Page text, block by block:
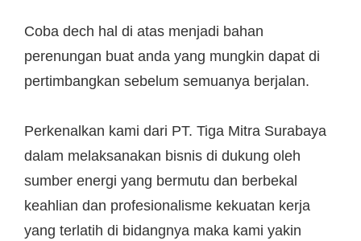
Coba dech hal di atas menjadi bahan
perenungan buat anda yang mungkin dapat di
pertimbangkan sebelum semuanya berjalan.
Perkenalkan kami dari PT. Tiga Mitra Surabaya
dalam melaksanakan bisnis di dukung oleh
sumber energi yang bermutu dan berbekal
keahlian dan profesionalisme kekuatan kerja
yang terlatih di bidangnya maka kami yakin